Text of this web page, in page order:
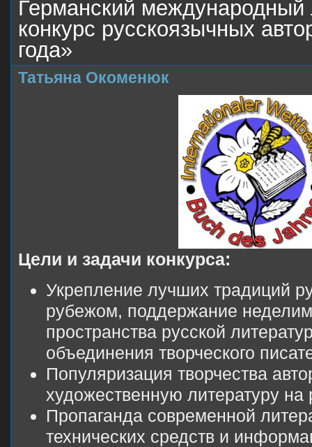
Германский международный
конкурс русскоязычных
года»
Татьяна Окоменюк
Цели и задачи конкурса:
Укрепление лучших традиций
рубежом, поддержание
пространства русской
объединения творческого
Популяризация творчества
художественную литературу на
Пропаганда современной
технических средств и